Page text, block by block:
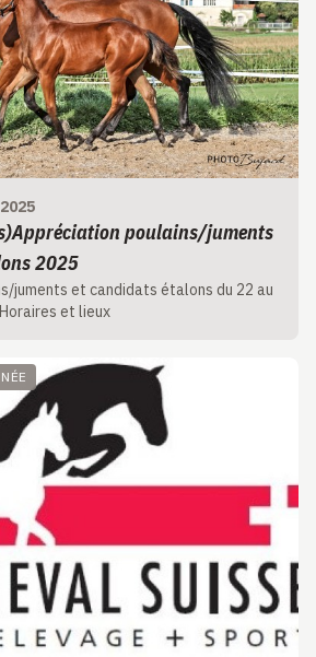
poulains/juments
2025
juments et candidats étalons du 22 au
et lieux